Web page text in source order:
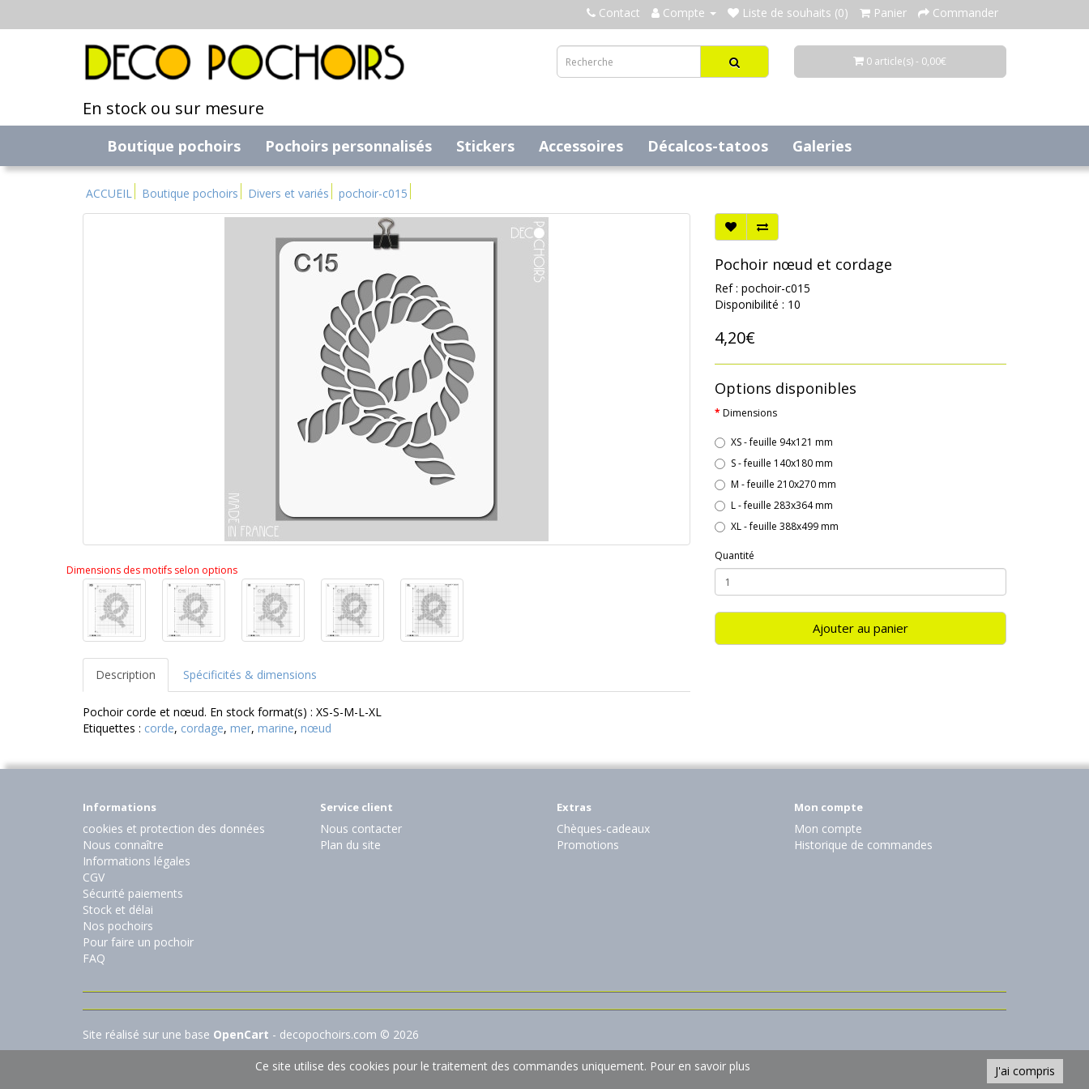
Contact Compte Liste de souhaits (0) Panier Commander
En stock ou sur mesure
0 article(s) - 0,00€
Boutique pochoirs Pochoirs personnalisés Stickers Accessoires Décalcos-tatoos Galeries
ACCUEIL Boutique pochoirs Divers et variés pochoir-c015
Dimensions des motifs selon options
Description Spécificités & dimensions
Pochoir corde et nœud. En stock format(s) : XS-S-M-L-XL
Pochoir nœud et cordage
Ref : pochoir-c015
Disponibilité : 10
4,20€
Options disponibles
Dimensions
XS - feuille 94x121 mm
S - feuille 140x180 mm
M - feuille 210x270 mm
L - feuille 283x364 mm
XL - feuille 388x499 mm
Quantité
Ajouter au panier
Etiquettes : corde, cordage, mer, marine, nœud
Informations
cookies et protection des données
Nous connaître
Informations légales
CGV
Sécurité paiements
Stock et délai
Nos pochoirs
Pour faire un pochoir
FAQ
Service client
Nous contacter
Plan du site
Extras
Chèques-cadeaux
Promotions
Mon compte
Mon compte
Historique de commandes
Site réalisé sur une base OpenCart - decopochoirs.com © 2026
J'ai compris
Ce site utilise des cookies pour le traitement des commandes uniquement. Pour en savoir plus